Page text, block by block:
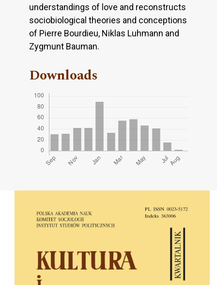
understandings of love and reconstructs
sociobiological theories and conceptions
of Pierre Bourdieu, Niklas Luhmann and
Zygmunt Bauman.
Downloads